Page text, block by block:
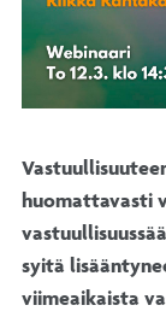
huomattavasti
syitä
viimeaikaista